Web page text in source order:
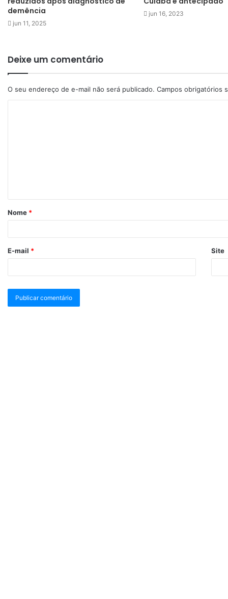
demência
jun 11, 2025
jun 16, 2023
Deixe um comentário
O seu endereço de e-mail não será publicado. Campos obrigatórios
Nome *
E-mail * Site